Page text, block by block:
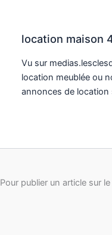
location maison
Vu sur
location meublée ou
annonces de
Pour publier un article sur